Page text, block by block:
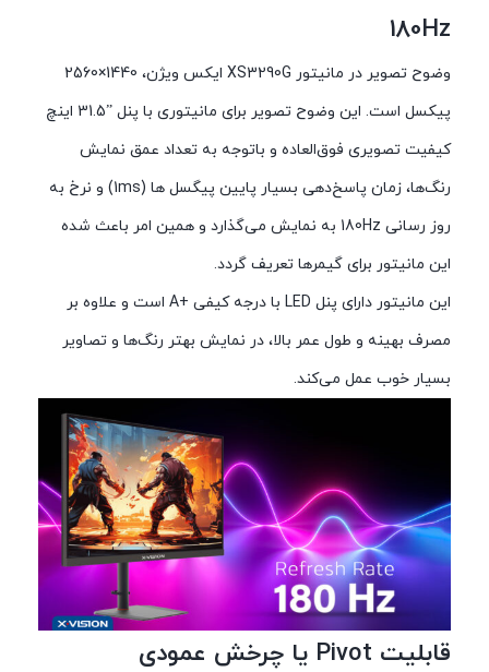
180Hz
وضوح تصویر در مانیتور XS3290G ایکس ویژن، 1440×2560
پیکسل است. این وضوح تصویر برای مانیتوری با پنل ”31.5 اینچ
کیفیت تصویری فوق‌العاده و باتوجه به تعداد عمق نمایش
رنگ‌ها، زمان پاسخ‌دهی بسیار پایین پیگسل ها (1ms) و نرخ به
روز رسانی 180Hz به نمایش می‌گذارد و همین امر باعث شده
این مانیتور برای گیمرها تعریف گردد.
این مانیتور دارای پنل LED با درجه کیفی +A است و علاوه بر
مصرف بهینه و طول عمر بالا، در نمایش بهتر رنگ‌ها و تصاویر
بسیار خوب عمل می‌کند.
قابلیت Pivot یا چرخش عمودی